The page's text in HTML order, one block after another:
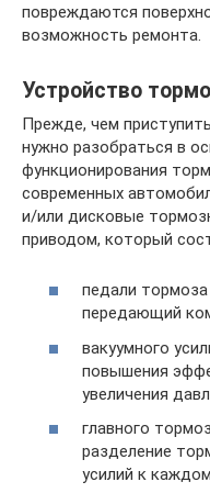
повреждаются
возможность ремонта.
Устройство
Прежде, чем
нужно разобраться в
функционирования
современных
и/или дисковые
приводом, который
педали
передающий
вакуумного
повышения
увеличения
главного
разделение
усилий к